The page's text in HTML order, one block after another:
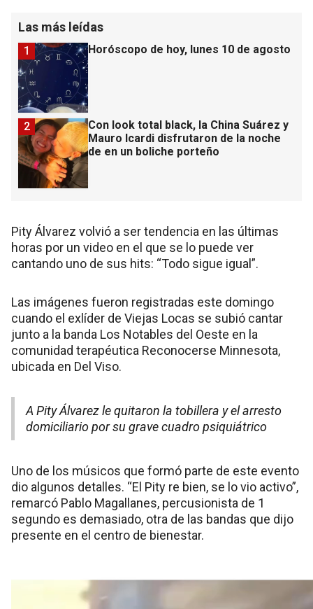
Las más leídas
Horóscopo de hoy, lunes 10 de agosto
1
Con look total black, la China Suárez y
Mauro Icardi disfrutaron de la noche
de en un boliche porteño
2
Pity Álvarez volvió a ser tendencia en las últimas
horas por un video en el que se lo puede ver
cantando uno de sus hits: “Todo sigue igual”.
Las imágenes fueron registradas este domingo
cuando el exlíder de Viejas Locas se subió cantar
junto a la banda Los Notables del Oeste en la
comunidad terapéutica Reconocerse Minnesota,
ubicada en Del Viso.
A Pity Álvarez le quitaron la tobillera y el arresto
domiciliario por su grave cuadro psiquiátrico
Uno de los músicos que formó parte de este evento
dio algunos detalles. “El Pity re bien, se lo vio activo”,
remarcó Pablo Magallanes, percusionista de 1
segundo es demasiado, otra de las bandas que dijo
presente en el centro de bienestar.